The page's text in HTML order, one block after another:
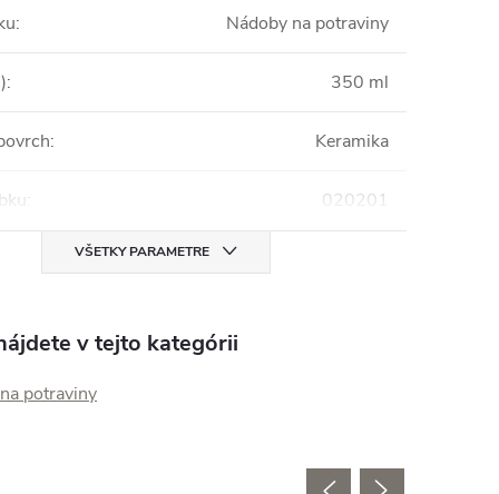
: Nádoby na potraviny
: 350 ml
: Keramika
: 020201
VŠETKY PARAMETRE
v tejto kategórii
potraviny